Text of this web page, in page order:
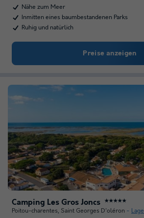
Nähe zum Meer
Inmitten eines baumbestandenen Parks
Ruhig und natürlich
Preise anzeigen
Camping Les Gros Joncs ★★★★★
Poitou-charentes, Saint Georges D'oléron Lage